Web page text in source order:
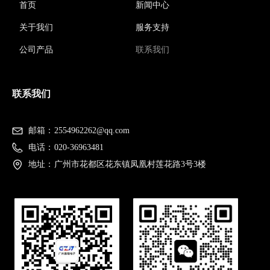
联系我们
邮箱： 2554962262@qq.com
电话： 020-36963481
地址： 广州市花都区花东镇凤凰村莲花路3号3楼
新闻中心
服务支持
联系我们
首页
关于我们
公司产品